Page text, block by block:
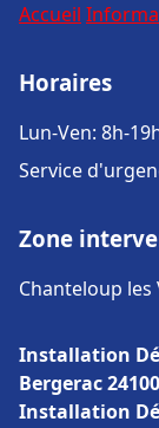
Accueil
Horaires
Lun-Ven: 8h-
Service
Zone
Chanteloup les
Installation
Bergerac 24100
Installation